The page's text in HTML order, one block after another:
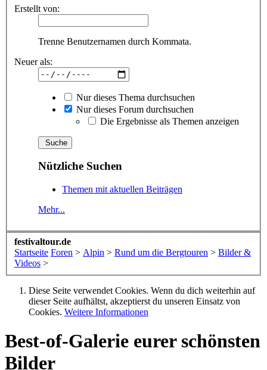
Erstellt von:
Trenne Benutzernamen durch Kommata.
Neuer als:
Nur dieses Thema durchsuchen
Nur dieses Forum durchsuchen
Die Ergebnisse als Themen anzeigen
Nützliche Suchen
Themen mit aktuellen Beiträgen
Mehr...
festivaltour.de
Startseite Foren > Alpin > Rund um die Bergtouren > Bilder &
Videos >
Diese Seite verwendet Cookies. Wenn du dich weiterhin auf
dieser Seite aufhältst, akzeptierst du unseren Einsatz von
Cookies. Weitere Informationen
Best-of-Galerie eurer schönsten
Bilder